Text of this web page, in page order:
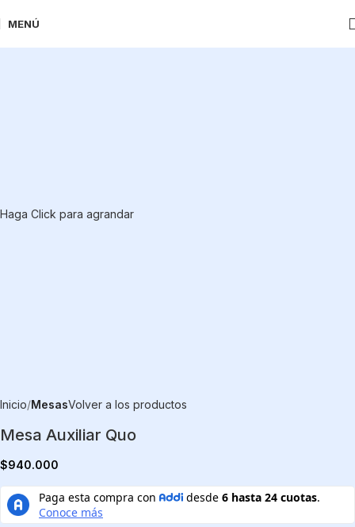
MENÚ
Haga Click para agrandar
Inicio MesasVolver a los productos
Mesa Auxiliar Quo
$940.000